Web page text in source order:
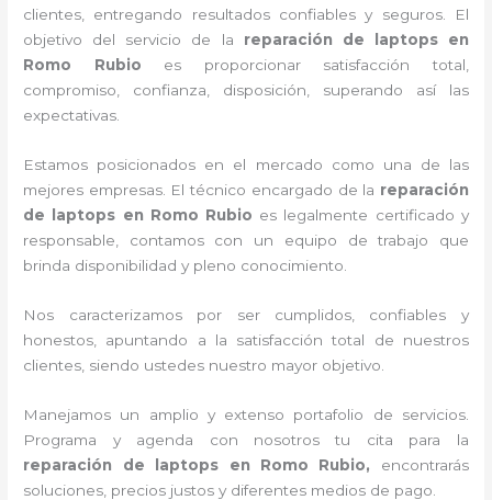
clientes, entregando resultados confiables y seguros. El
objetivo del servicio de la reparación de laptops en
Romo Rubio es proporcionar satisfacción total,
compromiso, confianza, disposición, superando así las
expectativas.
Estamos posicionados en el mercado como una de las
mejores empresas. El técnico encargado de la reparación
de laptops en Romo Rubio es legalmente certificado y
responsable, contamos con un equipo de trabajo que
brinda disponibilidad y pleno conocimiento.
Nos caracterizamos por ser cumplidos, confiables y
honestos, apuntando a la satisfacción total de nuestros
clientes, siendo ustedes nuestro mayor objetivo.
Manejamos un amplio y extenso portafolio de servicios.
Programa y agenda con nosotros tu cita para la
reparación de laptops en Romo Rubio, encontrarás
soluciones, precios justos y diferentes medios de pago.